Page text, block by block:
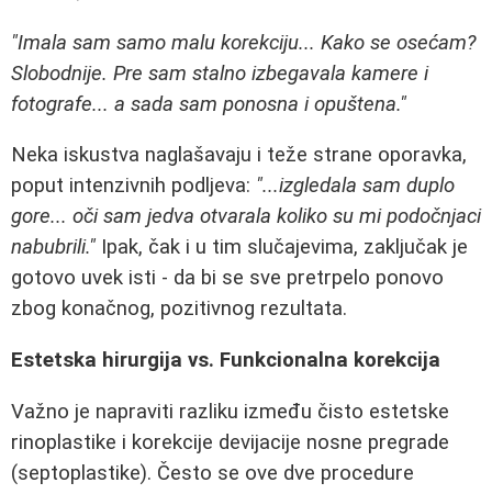
"Imala sam samo malu korekciju... Kako se osećam?
Slobodnije. Pre sam stalno izbegavala kamere i
fotografe... a sada sam ponosna i opuštena."
Neka iskustva naglašavaju i teže strane oporavka,
poput intenzivnih podljeva: "...izgledala sam duplo
gore... oči sam jedva otvarala koliko su mi podočnjaci
nabubrili." Ipak, čak i u tim slučajevima, zaključak je
gotovo uvek isti - da bi se sve pretrpelo ponovo
zbog konačnog, pozitivnog rezultata.
Estetska hirurgija vs. Funkcionalna korekcija
Važno je napraviti razliku između čisto estetske
rinoplastike i korekcije devijacije nosne pregrade
(septoplastike). Često se ove dve procedure